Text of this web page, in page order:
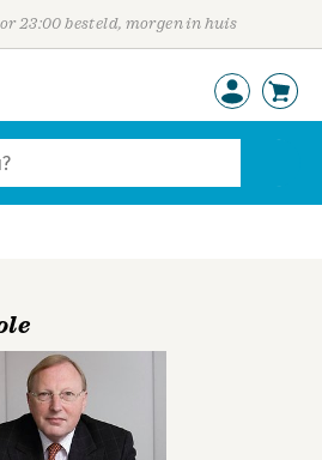
23:00 besteld, morgen in huis